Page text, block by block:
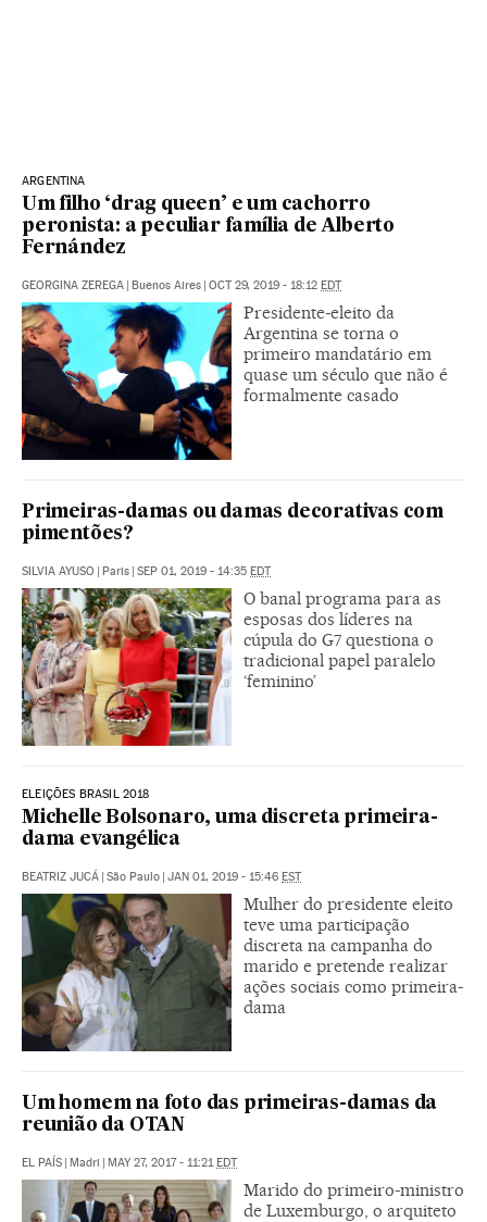
ARGENTINA
Um filho ‘drag queen’ e um cachorro
peronista: a peculiar família de Alberto
Fernández
GEORGINA ZEREGA Buenos Aires OCT 29, 2019 - 18:12 EDT
Presidente-eleito da
Argentina se torna o
primeiro mandatário em
quase um século que não é
formalmente casado
Primeiras-damas ou damas decorativas com
pimentões?
SILVIA AYUSO Paris SEP 01, 2019 - 14:35 EDT
O banal programa para as
esposas dos líderes na
cúpula do G7 questiona o
tradicional papel paralelo
‘feminino’
ELEIÇÕES BRASIL 2018
Michelle Bolsonaro, uma discreta primeira-
dama evangélica
BEATRIZ JUCÁ São Paulo JAN 01, 2019 - 15:46 EST
Mulher do presidente eleito
teve uma participação
discreta na campanha do
marido e pretende realizar
ações sociais como primeira-
dama
Um homem na foto das primeiras-damas da
reunião da OTAN
EL PAÍS | Madri | MAY 27, 2017 - 11:21EDT
Marido do primeiro-ministro
de Luxemburgo, o arquiteto